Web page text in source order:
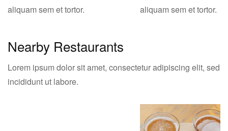
aliquam sem et tortor.
aliquam sem et tortor.
Nearby Restaurants
Lorem ipsum dolor sit amet, consectetur adipiscing elit, sed
incididunt ut labore.